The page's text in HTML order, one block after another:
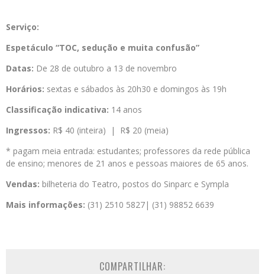
Serviço:
Espetáculo “TOC, sedução e muita confusão”
Datas: De 28 de outubro a 13 de novembro
Horários: sextas e sábados às 20h30 e domingos às 19h
Classificação indicativa: 14 anos
Ingressos: R$ 40 (inteira) | R$ 20 (meia)
* pagam meia entrada: estudantes; professores da rede pública
de ensino; menores de 21 anos e pessoas maiores de 65 anos.
Vendas: bilheteria do Teatro, postos do Sinparc e Sympla
Mais informações: (31) 2510 5827| (31) 98852 6639
COMPARTILHAR: